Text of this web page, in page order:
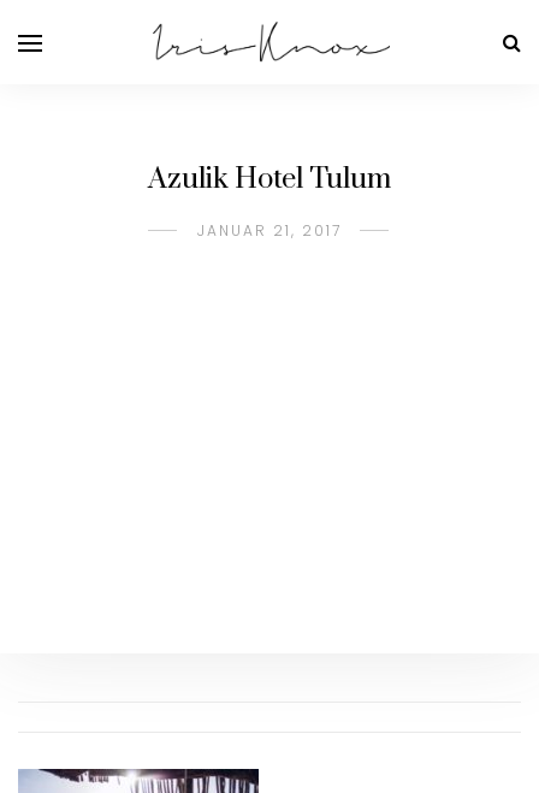
Azulik Hotel Tulum
JANUAR 21, 2017